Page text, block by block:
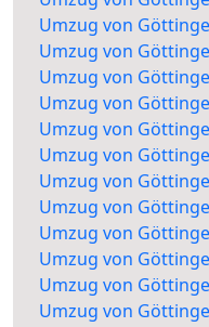
Umzug von
Umzug von
Umzug von
Umzug von
Umzug von
Umzug von
Umzug von
Umzug von
Umzug von
Umzug von
Umzug von
Umzug von